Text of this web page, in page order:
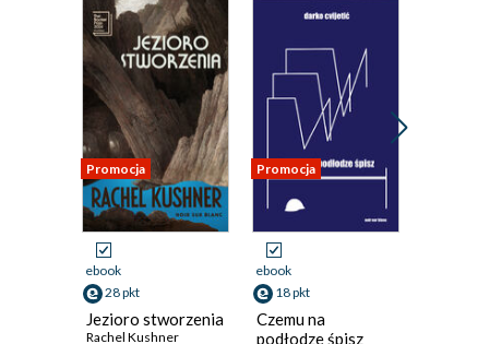
Promocja
ebook
28 pkt
Jezioro stworzenia
Rachel Kushner
Promocja
ebook
18 pkt
Czemu na
podłodze śpisz